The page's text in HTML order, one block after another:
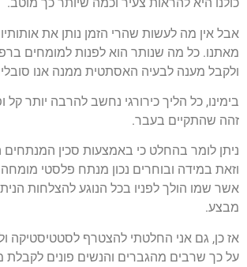
אבל אין מה לעשות שהרי הזמן נותן את
מאתנו. כל מה שנותר הוא לפנות למומחים
ולקבל מענה לבעיה האסתטית ממנה אנו
בימינו, כל הליך כירורגי נחשב להרבה יותר
זהה שהתקיים בעבר.
ניתן לומר בהחלט כי באמצעות סכין המנתחים
וזאת במידה ובוחרים נכון מנתח פלסטי
אשר שמו הולך לפניו בכל הנוגע להצלחות
מבצע.
אז כן, גם אני החלטתי להצטרף לסטטיסטיקה
על כך שרבים מהגברים והנשים פונים לקבלת